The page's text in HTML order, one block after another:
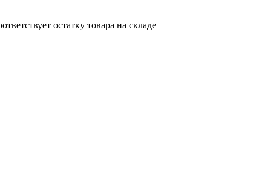
остатку товара на складе